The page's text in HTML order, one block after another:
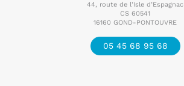
44, route de l’Isle d’Espagnac
CS 60541
16160 GOND-PONTOUVRE
05 45 68 95 68